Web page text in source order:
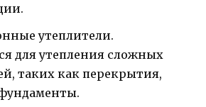
утеплители.
для утепления сложных
таких как перекрытия,